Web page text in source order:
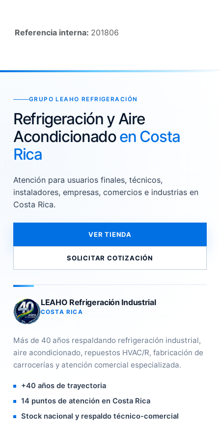
Referencia interna: 201806
GRUPO LEAHO REFRIGERACIÓN
Refrigeración y Aire
Acondicionadoen Costa
Rica
Atención para usuarios finales, técnicos,
instaladores, empresas, comercios e industrias en
Costa Rica.
VER TIENDA
SOLICITAR COTIZACIÓN
LEAHO Refrigeración Industrial
COSTA RICA
Más de 40 años respaldando refrigeración industrial,
aire acondicionado, repuestos HVAC/R, fabricación de
carrocerías y atención comercial especializada.
+40 años de trayectoria
14 puntos de atención en Costa Rica
Stock nacional y respaldo técnico-comercial